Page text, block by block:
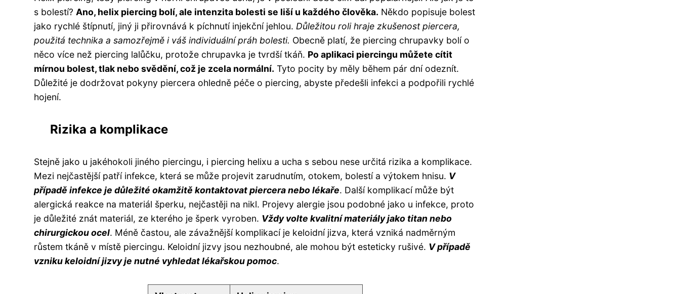
s bolestí? Ano, helix piercing bolí, ale intenzita bolesti se liší u každého člověka. Někdo popisuje bolest
jako rychlé štípnutí, jiný ji přirovnává k píchnutí injekční jehlou. Důležitou roli hraje zkušenost piercera,
použitá technika a samozřejmě i váš individuální práh bolesti. Obecně platí, že piercing chrupavky bolí o
něco více než piercing lalůčku, protože chrupavka je tvrdší tkáň. Po aplikaci piercingu můžete cítit
mírnou bolest, tlak nebo svědění, což je zcela normální. Tyto pocity by měly během pár dní odeznít.
Důležité je dodržovat pokyny piercera ohledně péče o piercing, abyste předešli infekci a podpořili rychlé
hojení.
Rizika a komplikace
Stejně jako u jakéhokoli jiného piercingu, i piercing helixu a ucha s sebou nese určitá rizika a komplikace.
Mezi nejčastější patří infekce, která se může projevit zarudnutím, otokem, bolestí a výtokem hnisu. V
případě infekce je důležité okamžitě kontaktovat piercera nebo lékaře. Další komplikací může být
alergická reakce na materiál šperku, nejčastěji na nikl. Projevy alergie jsou podobné jako u infekce, proto
je důležité znát materiál, ze kterého je šperk vyroben. Vždy volte kvalitní materiály jako titan nebo
chirurgickou ocel. Méně častou, ale závažnější komplikací je keloidní jizva, která vzniká nadměrným
růstem tkáně v místě piercingu. Keloidní jizvy jsou nezhoubné, ale mohou být esteticky rušivé. V případě
vzniku keloidní jizvy je nutné vyhledat lékařskou pomoc.